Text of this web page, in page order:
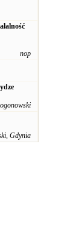
nop
Gdynia